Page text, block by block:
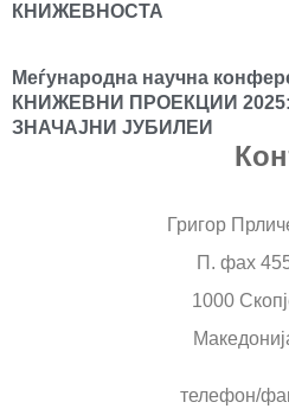
КНИЖЕВНОСТА
Меѓународна научна
КНИЖЕВНИ ПРОЕКЦИИ
ЗНАЧАЈНИ ЈУБИЛЕИ
Григор
П. фах
1000
телефон/